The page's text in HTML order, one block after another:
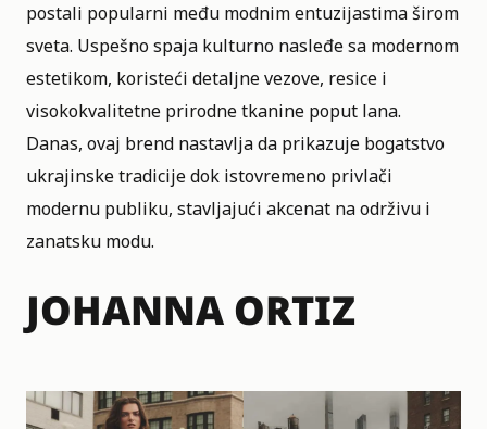
postali popularni među modnim entuzijastima širom
sveta. Uspešno spaja kulturno nasleđe sa modernom
estetikom, koristeći detaljne vezove, resice i
visokokvalitetne prirodne tkanine poput lana.
Danas, ovaj brend nastavlja da prikazuje bogatstvo
ukrajinske tradicije dok istovremeno privlači
modernu publiku, stavljajući akcenat na održivu i
zanatsku modu.
JOHANNA ORTIZ